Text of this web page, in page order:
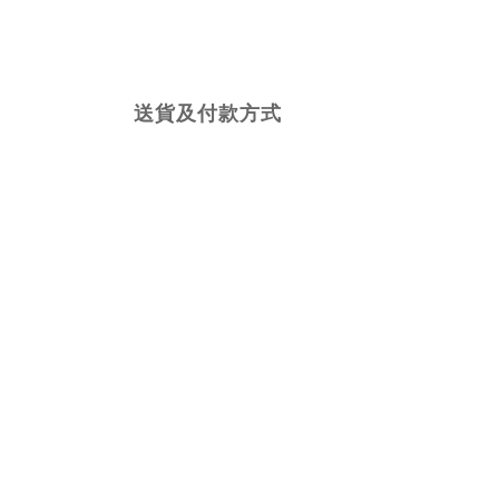
送貨及付款方式